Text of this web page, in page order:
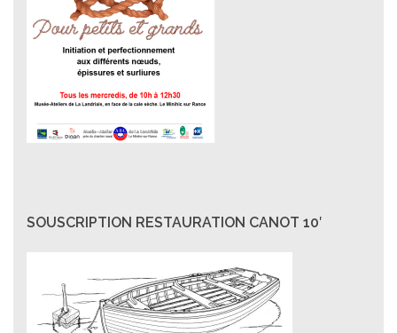
SOUSCRIPTION RESTAURATION CANOT 10′